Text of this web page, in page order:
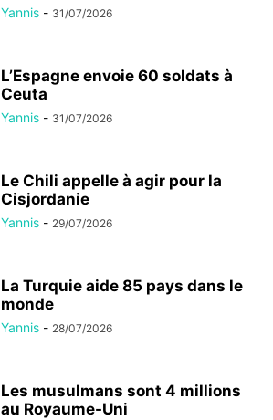
Yannis - 31/07/2026
L’Espagne envoie 60 soldats à
Ceuta
Yannis - 31/07/2026
Le Chili appelle à agir pour la
Cisjordanie
Yannis - 29/07/2026
La Turquie aide 85 pays dans le
monde
Yannis - 28/07/2026
Les musulmans sont 4 millions
au Royaume-Uni